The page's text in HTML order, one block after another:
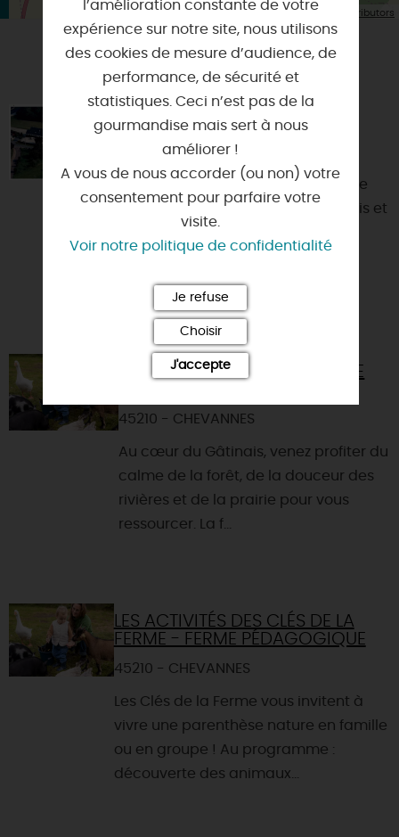
Leaflet| Map data © OpenStreetMap contributors
VOUS AIMEREZ AUSSI
LOGIS HÔTEL DE L'ABBAYE
45210 - FERRIÈRES-EN-GÂTINAIS
Situé aux portes de la Petite Cité de
Caractère de Ferrières-en-Gâtinais et
Scandibérique EV3 ...
LES CLÉS DE LA FERME - FERME
45210 - CHEVANNES
Au cœur du Gâtinais, venez profiter du
calme de la forêt, de la douceur des
rivières et de la prairie pour vous
ressourcer. La f...
LES ACTIVITÉS DES CLÉS DE LA
FERME - FERME PÉDAGOGIQUE
45210 - CHEVANNES
Les Clés de la Ferme vous invitent à
vivre une parenthèse nature en famille
ou en groupe ! Au programme :
découverte des animaux...
l’amélioration constante de votre
expérience sur notre site, nous utilisons
des cookies de mesure d’audience, de
performance, de sécurité et
statistiques. Ceci n’est pas de la
gourmandise mais sert à nous
améliorer !
A vous de nous accorder (ou non) votre
consentement pour parfaire votre
visite.
Voir notre politique de confidentialité
Je refuse
Choisir
J'accepte